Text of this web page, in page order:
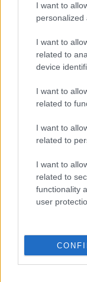
I want to
personalized
I want to
related to
device
I want to
related to
I want to
related to
I want to
related to
functionality
user
Το πάλεψε
στην Ιταλία Β’
06/08/2026
Η FIVB
Έτοιμη για…
με τον
Ουρμπίνο